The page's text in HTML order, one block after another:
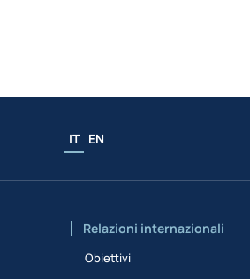
IT EN
Relazioni internazionali
Obiettivi